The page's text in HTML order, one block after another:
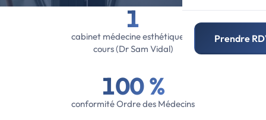
Prendre
1
cabinet médecine esthétique en
cours (Dr Sam Vidal)
100 %
conformité Ordre des Médecins